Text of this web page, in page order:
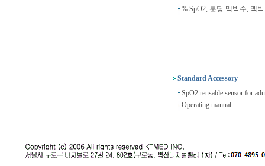
% SpO2, 분당 맥박수, 맥
Standard Accessory
SpO2 reusable sensor for
Operating manual